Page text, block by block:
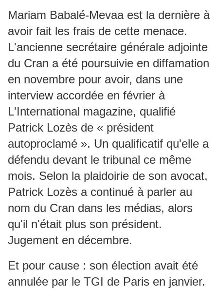
Mariam Babalé-Mevaa est la dernière à
avoir fait les frais de cette menace.
L'ancienne secrétaire générale adjointe
du Cran a été poursuivie en diffamation
en novembre pour avoir, dans une
interview accordée en février à
L'International magazine, qualifié
Patrick Lozès de « président
autoproclamé ». Un qualificatif qu'elle a
défendu devant le tribunal ce même
mois. Selon la plaidoirie de son avocat,
Patrick Lozès a continué à parler au
nom du Cran dans les médias, alors
qu'il n'était plus son président.
Jugement en décembre.
Et pour cause : son élection avait été
annulée par le TGI de Paris en janvier.